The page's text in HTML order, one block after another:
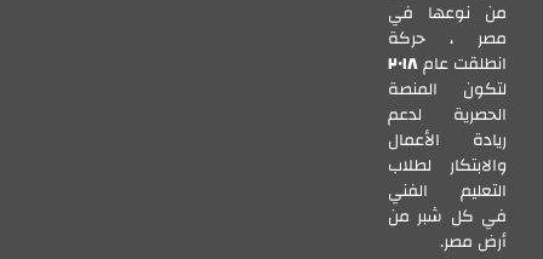
من نوعها في
مصر ، حركة
انطلقت عام٢٠١٨
لتكون المنصة
الحصرية لدعم
ريادة الأعمال
والابتكار لطلاب
التعليم الفني
في كل شبر من
أرض مصر.